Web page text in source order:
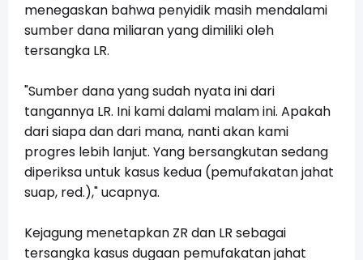
menegaskan bahwa penyidik masih mendalami
sumber dana miliaran yang dimiliki oleh
tersangka LR.
"Sumber dana yang sudah nyata ini dari
tangannya LR. Ini kami dalami malam ini. Apakah
dari siapa dan dari mana, nanti akan kami
progres lebih lanjut. Yang bersangkutan sedang
diperiksa untuk kasus kedua (pemufakatan jahat
suap, red.)," ucapnya.
Kejagung menetapkan ZR dan LR sebagai
tersangka kasus dugaan pemufakatan jahat